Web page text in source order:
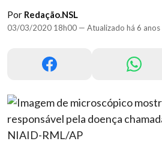
Por Redação.NSL
03/03/2020 18h00 — Atualizado há 6 anos